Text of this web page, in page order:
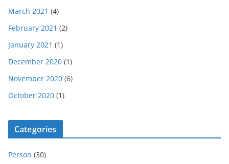
March 2021 (4)
February 2021 (2)
January 2021 (1)
December 2020 (1)
November 2020 (6)
October 2020 (1)
Categories
Person (30)